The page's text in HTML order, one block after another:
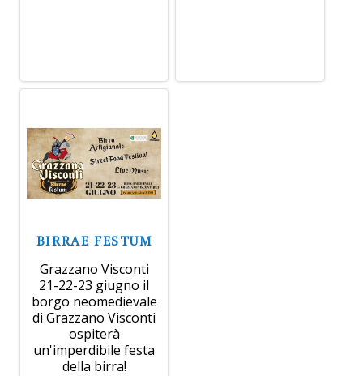
BIRRAE FESTUM
Grazzano Visconti
21-22-23 giugno il
borgo neomedievale
di Grazzano Visconti
ospiterà
un'imperdibile festa
della birra!